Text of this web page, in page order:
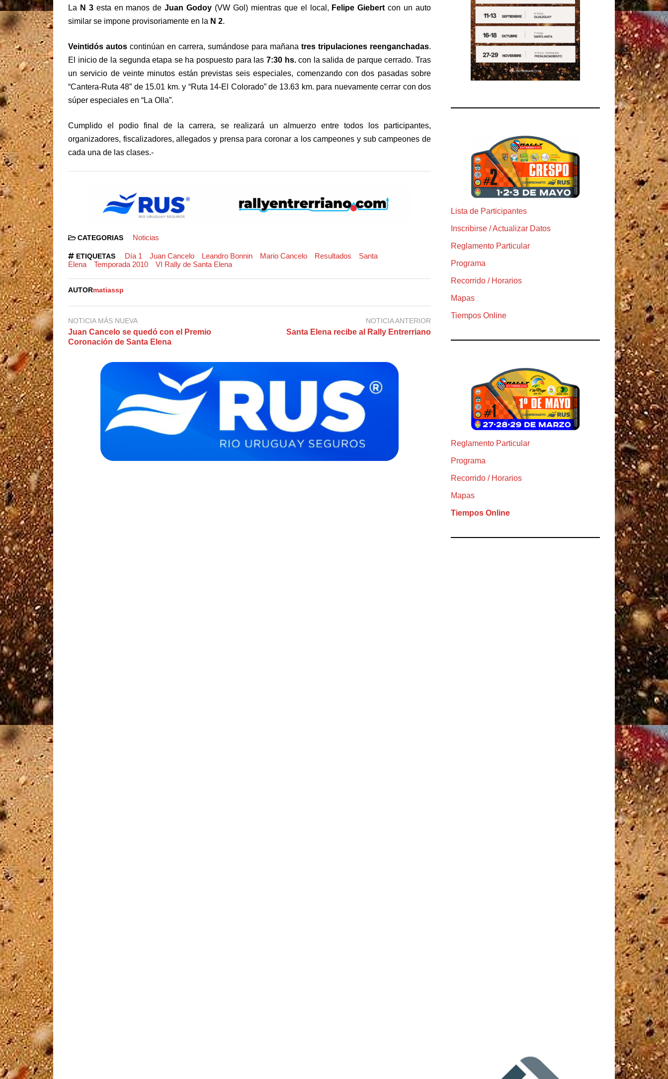
La N 3esta en manos deJuan Godoy (VW Gol) mientras que el local, Felipe Giebert con un auto
similar se impone provisoriamente en la N 2.
Veintidós autos continúan en carrera, sumándose para mañana tres tripulaciones reenganchadas.
El inicio de la segunda etapa se ha pospuesto para las 7:30 hs.con la salida de parque cerrado. Tras
un servicio de veinte minutos están previstas seis especiales, comenzando con dos pasadas sobre
“Cantera-Ruta 48” de 15.01 km. y “Ruta 14-El Colorado” de 13.63 km. para nuevamente cerrar con dos
súper especiales en “La Olla”.
Cumplido el podio final de la carrera, se realizará un almuerzo entre todos los participantes,
organizadores, fiscalizadores, allegados y prensa para coronar a los campeones y sub campeones de
cada una de las clases.-
CATEGORIAS Noticias
ETIQUETAS Día 1 Juan Cancelo Leandro Bonnin Mario Cancelo Resultados
Santa
Elena
Temporada 2010 VI Rally de Santa Elena
AUTORmatiassp
NOTICIA MÁS NUEVA
Juan Cancelo se quedó con el Premio
Coronación de Santa Elena
NOTICIA ANTERIOR
Santa Elena recibe al Rally Entrerriano
Lista de Participantes
Inscribirse / Actualizar Datos
Reglamento Particular
Programa
Recorrido / Horarios
Mapas
Tiempos Online
Reglamento Particular
Programa
Recorrido / Horarios
Mapas
Tiempos Online